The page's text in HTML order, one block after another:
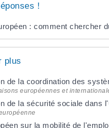
!
: comment chercher
plus
de la coordination des
européennes et
de la sécurité sociale dans
sur la mobilité de